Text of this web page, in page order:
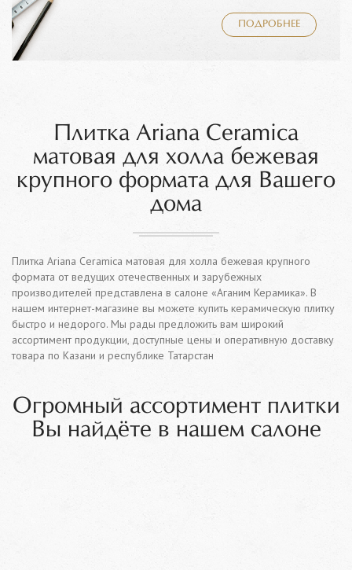
ПОДРОБНЕЕ
Плитка Ariana Ceramica
матовая для холла бежевая
крупного формата для Вашего
дома
Плитка Ariana Ceramica матовая для холла бежевая крупного
формата от ведущих отечественных и зарубежных
производителей представлена в салоне «Аганим Керамика». В
нашем интернет-магазине вы можете купить керамическую плитку
быстро и недорого. Мы рады предложить вам широкий
ассортимент продукции, доступные цены и оперативную доставку
товара по Казани и республике Татарстан
Огромный ассортимент плитки
Вы найдёте в нашем салоне